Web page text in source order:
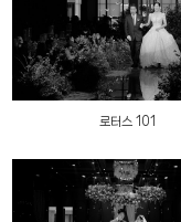
로터스 101